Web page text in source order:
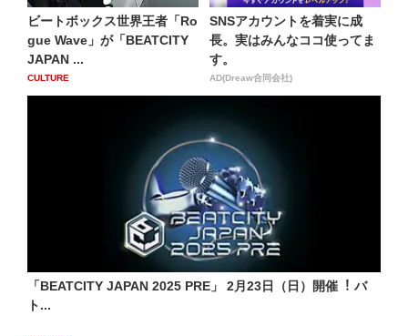
ビートボックス世界王者「Ro
gue Wave」が「BEATCITY
JAPAN ...
CULTURE
SNSアカウントを着実に成
長。実はみんなココ使ってま
す。
AD(Dreaw合同会社)
「BEATCITY JAPAN 2025 PRE」 2⽉23⽇（⽇）開催︕ バ
ト...